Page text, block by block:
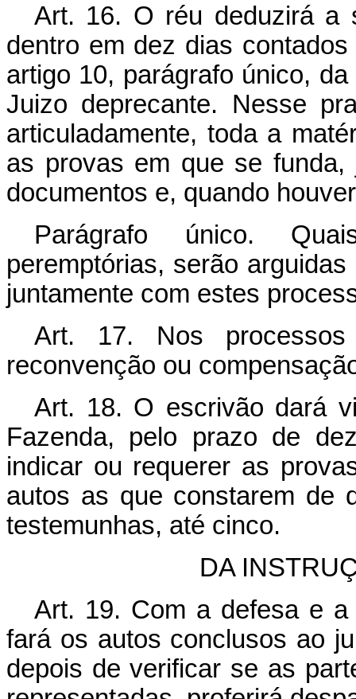
Art. 16. O réu deduzirá a
dentro em dez dias
artigo 10, parágrafo único,
Juizo deprecante. Nesse
articuladamente, toda a
as provas em que se
documentos e, quando
Parágrafo único.
peremptórias, serão
juntamente com estes
Art. 17. Nos
reconvenção ou
Art. 18. O escrivão dará
Fazenda, pelo prazo de
indicar ou requerer as
autos as que constarem de
testemunhas, até cinco.
DA
Art. 19. Com a defesa e
fará os autos conclusos ao
depois de verificar se as